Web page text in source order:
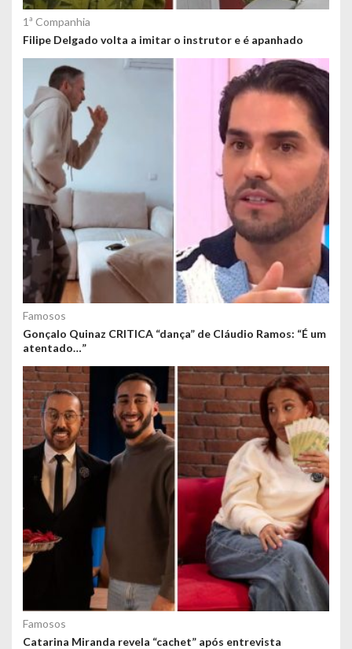
1ª Companhia
Filipe Delgado volta a imitar o instrutor e é apanhado
Famosos
Gonçalo Quinaz CRITICA “dança” de Cláudio Ramos: “É um
atentado…”
Famosos
Catarina Miranda revela “cachet” após entrevista